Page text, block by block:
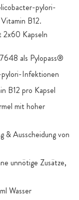
pylori-
B12.
Kapseln
als Pylopass®
Infektionen
B12 pro Kapsel
mit hoher
& Ausscheidung von
unnötige Zusätze,
Wasser